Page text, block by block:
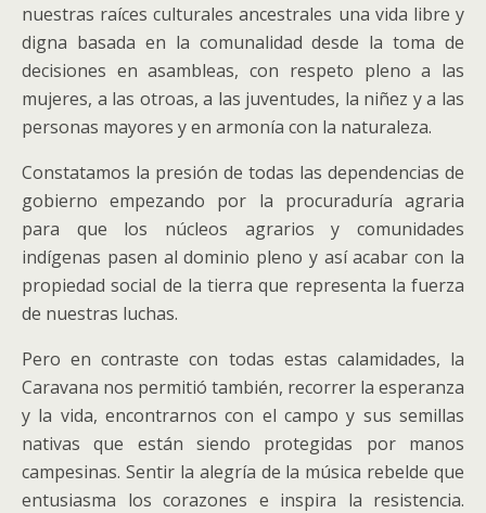
nuestras raíces culturales ancestrales una vida libre y
digna basada en la comunalidad desde la toma de
decisiones en asambleas, con respeto pleno a las
mujeres, a las otroas, a las juventudes, la niñez y a las
personas mayores y en armonía con la naturaleza.
Constatamos la presión de todas las dependencias de
gobierno empezando por la procuraduría agraria
para que los núcleos agrarios y comunidades
indígenas pasen al dominio pleno y así acabar con la
propiedad social de la tierra que representa la fuerza
de nuestras luchas.
Pero en contraste con todas estas calamidades, la
Caravana nos permitió también, recorrer la esperanza
y la vida, encontrarnos con el campo y sus semillas
nativas que están siendo protegidas por manos
campesinas. Sentir la alegría de la música rebelde que
entusiasma los corazones e inspira la resistencia.